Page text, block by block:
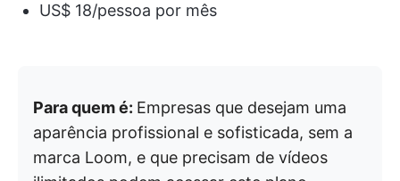
US$ 18/pessoa por mês
Para quem é: Empresas que desejam uma
aparência profissional e sofisticada, sem a
marca Loom, e que precisam de vídeos